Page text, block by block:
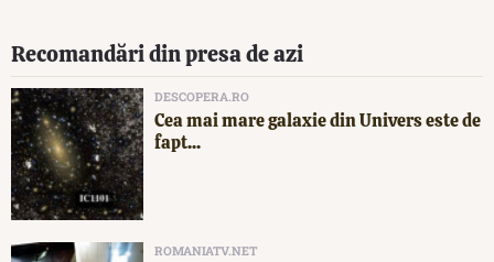
Recomandări din presa de azi
DESCOPERA.RO
Cea mai mare galaxie din Univers este de
fapt...
ROMANIATV.NET